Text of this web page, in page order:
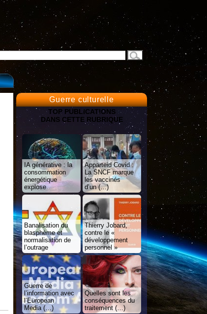
Guerre culturelle
TOP PUBLICATIONS
DANS CETTE RUBRIQUE
IA générative : la
consommation
énergétique
explose
Apparteid Covid :
La SNCF marque
les vaccinés
d’un (…)
Banalisation du
blasphème et
normalisation de
l’outrage
Thierry Jobard,
contre le «
développement
personnel »
Guerre de
l’information avec
l’European
Media (…)
Quelles sont les
conséquences du
traitement (…)